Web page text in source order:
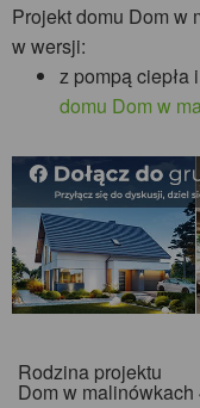
Projekt domu Dom w
w wersji:
z pompą ciepła
domu Dom w
Rodzina projektu
Dom w malinówkach